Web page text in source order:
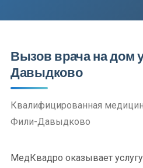
Вызов врача на дом
Давыдково
Квалифицированная
Фили-Давыдково
МедКвадро оказывает услугу